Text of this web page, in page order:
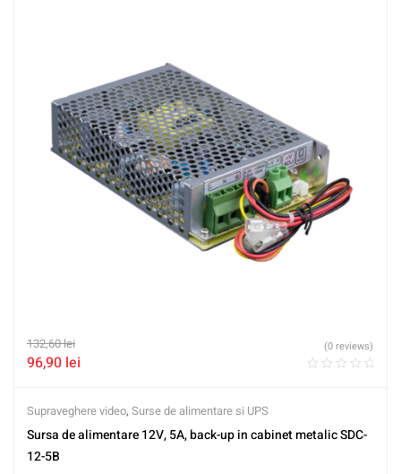
132,60lei
96,90 lei
(0 reviews)
Supraveghere video, Surse de alimentare si UPS
Sursa de alimentare 12V, 5A, back-up in cabinet metalic SDC-
12-5B